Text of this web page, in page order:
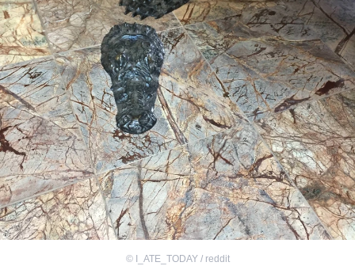
© I_ATE_TODAY / reddit